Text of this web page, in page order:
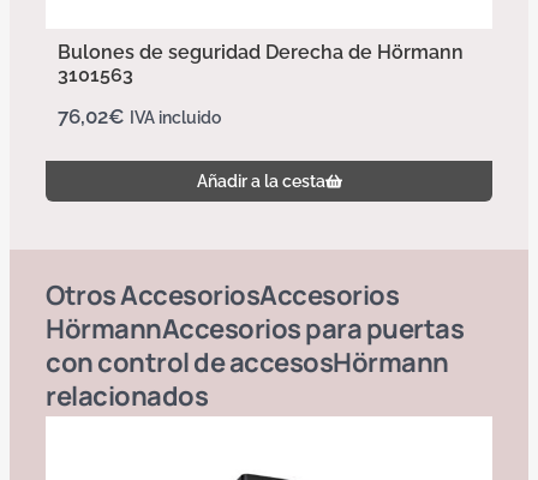
Bulones de seguridad Derecha de Hörmann
3101563
76,02€ IVA incluido
Añadir a la cesta
OtrosAccesoriosAccesorios
HörmannAccesorios para puertas
con control de accesosHörmann
relacionados